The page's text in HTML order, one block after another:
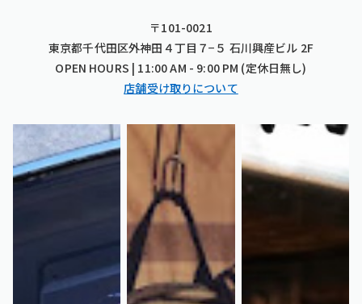
〒101-0021
東京都千代田区外神田４丁目７−５ 石川興産ビル 2F
OPEN HOURS | 11:00 AM - 9:00 PM (定休日無し)
店舗受け取りについて